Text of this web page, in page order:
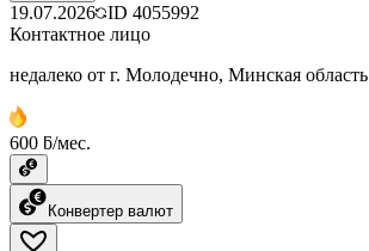
19.07.2026 ID 4055992
Контактное лицо
недалеко от г. Молодечно, Минская область
600 ƃ/мес.
Конвертер валют